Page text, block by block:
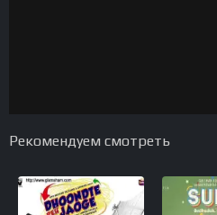
Рекомендуем смотреть